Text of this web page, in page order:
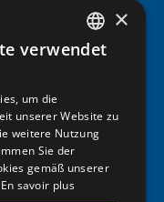
FRENCH
GERMAN
ITALIAN
×
verwendet
um die
unserer Website zu
weitere Nutzung
Sie der
gemäß unserer
En savoir plus